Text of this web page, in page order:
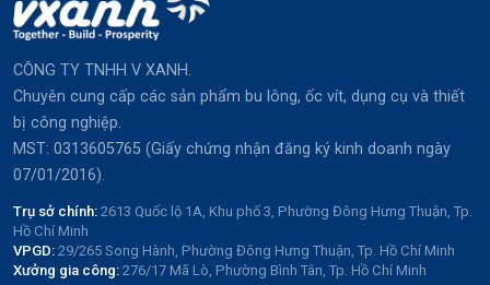
CÔNG TY TNHH V XANH.
Chuyên cung cấp các sản phẩm bu lông, ốc vít, dụng cụ và thiết
bị công nghiệp.
MST: 0313605765 (Giấy chứng nhận đăng ký kinh doanh ngày
07/01/2016).
Trụ sở chính: 2613 Quốc lộ 1A, Khu phố 3, Phường Đông Hưng Thuận, Tp.
Hồ Chí Minh
VPGD: 29/265 Song Hành, Phường Đông Hưng Thuận, Tp. Hồ Chí Minh
Xưởng gia công: 276/17 Mã Lò, Phường Bình Tân, Tp. Hồ Chí Minh